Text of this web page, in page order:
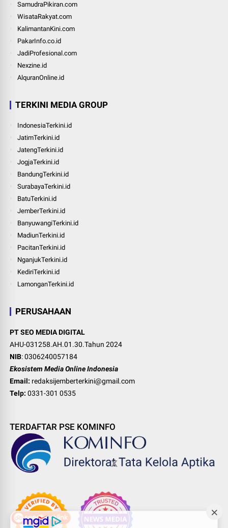
SamudraPikiran.com
WisataRakyat.com
KalimantanKini.com
PakarInfo.co.id
JadiProfesional.com
Nexzine.id
AlquranOnline.id
TERKINI MEDIA GROUP
IndonesiaTerkini.id
JatimTerkini.id
JatengTerkini.id
JogjaTerkini.id
BandungTerkini.id
SurabayaTerkini.id
BatuTerkini.id
JemberTerkini.id
BanyuwangiTerkini.id
MadiunTerkini.id
PacitanTerkini.id
NganjukTerkini.id
KediriTerkini.id
LamonganTerkini.id
PERUSAHAAN
PT SEO MEDIA DIGITAL
AHU-031258.AH.01.30.Tahun 2024
NIB: 0306240057184
Ekosistem Media Online Indonesia
Email: redaksijemberterkini@gmail.com
Telp: 0331-301 0535
TERDAFTAR PSE KOMINFO